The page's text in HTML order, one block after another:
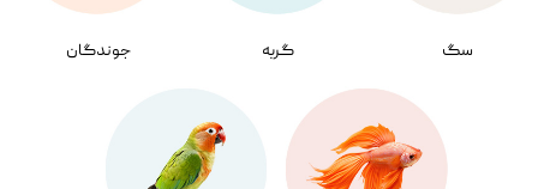
سگ گربه جوندگان